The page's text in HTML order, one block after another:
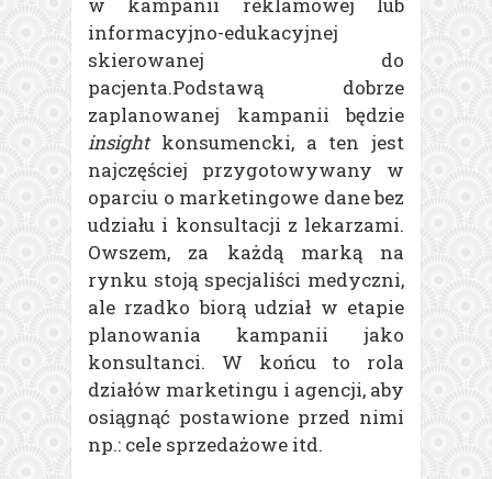
w kampanii reklamowej lub
informacyjno-edukacyjnej
skierowanej do
pacjenta.Podstawą dobrze
zaplanowanej kampanii będzie
insightkonsumencki, a ten jest
najczęściej przygotowywany w
oparciu o marketingowe dane bez
udziału i konsultacji z lekarzami.
Owszem, za każdą marką na
rynku stoją specjaliści medyczni,
ale rzadko biorą udział w etapie
planowania kampanii jako
konsultanci. W końcu to rola
działów marketingu i agencji, aby
osiągnąć postawione przed nimi
np.: cele sprzedażowe itd.